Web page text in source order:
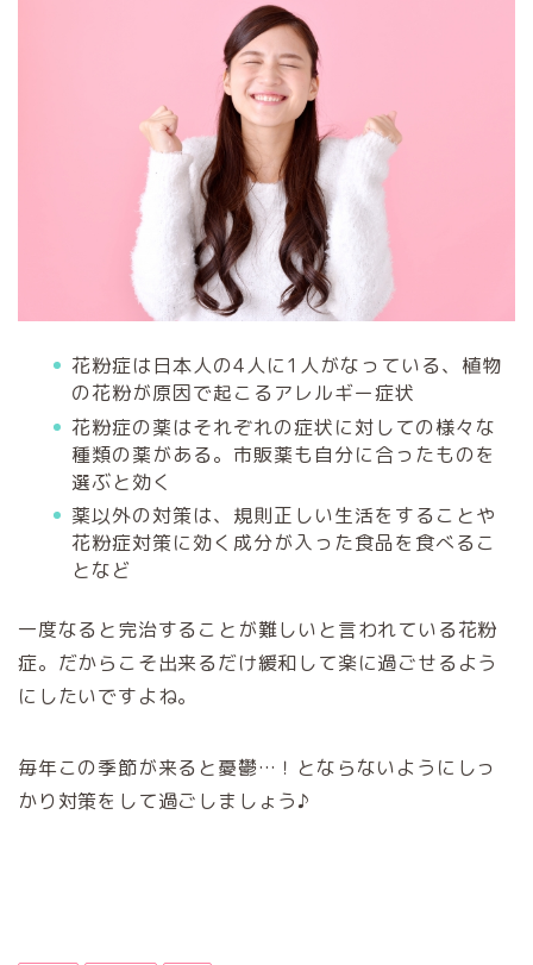
花粉症は日本人の4人に1人がなっている、植物
の花粉が原因で起こるアレルギー症状
花粉症の薬はそれぞれの症状に対しての様々な
種類の薬がある。市販薬も自分に合ったものを
選ぶと効く
薬以外の対策は、規則正しい生活をすることや
花粉症対策に効く成分が入った食品を食べるこ
となど
一度なると完治することが難しいと言われている花粉
症。だからこそ出来るだけ緩和して楽に過ごせるよう
にしたいですよね。
毎年この季節が来ると憂鬱…！とならないようにしっ
かり対策をして過ごしましょう♪